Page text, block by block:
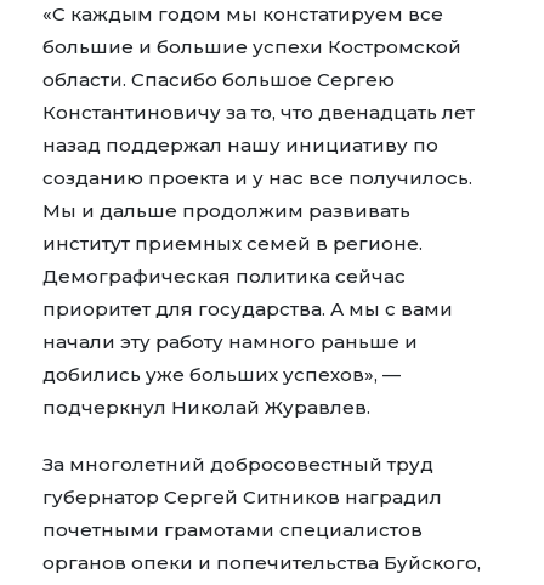
«С каждым годом мы констатируем все
большие и большие успехи Костромской
области. Спасибо большое Сергею
Константиновичу за то, что двенадцать лет
назад поддержал нашу инициативу по
созданию проекта и у нас все получилось.
Мы и дальше продолжим развивать
институт приемных семей в регионе.
Демографическая политика сейчас
приоритет для государства. А мы с вами
начали эту работу намного раньше и
добились уже больших успехов», —
подчеркнул Николай Журавлев.
За многолетний добросовестный труд
губернатор Сергей Ситников наградил
почетными грамотами специалистов
органов опеки и попечительства Буйского,